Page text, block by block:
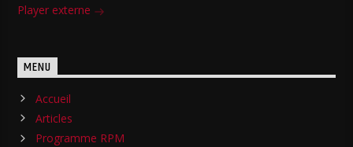
Player externe
MENU
Accueil
Articles
Programme RPM